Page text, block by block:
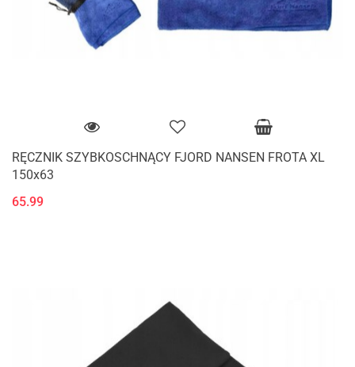
RĘCZNIK SZYBKOSCHNĄCY FJORD NANSEN FROTA XL
150x63
65.99